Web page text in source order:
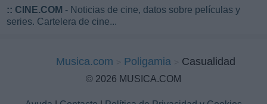
:: CINE.COM - Noticias de cine, datos sobre películas y
series. Cartelera de cine...
Musica.com Poligamia Casualidad
© 2026 MUSICA.COM